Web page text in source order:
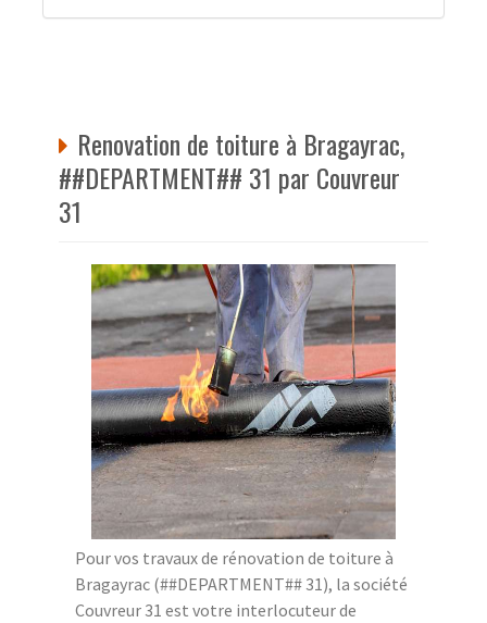
Renovation de toiture à Bragayrac,
##DEPARTMENT## 31 par Couvreur
31
Pour vos travaux de rénovation de toiture à
Bragayrac (##DEPARTMENT## 31), la société
Couvreur 31 est votre interlocuteur de